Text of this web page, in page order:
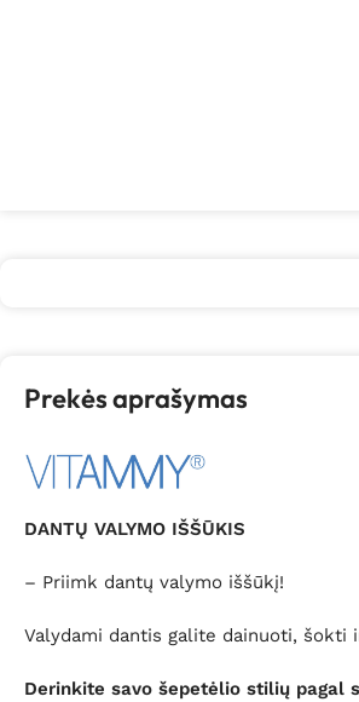
Prekės aprašymas
DANTŲ VALYMO IŠŠŪKIS
– Priimk dantų valymo iššūkį!
Valydami dantis galite dainuoti,
Derinkite savo šepetėlio stilių pagal